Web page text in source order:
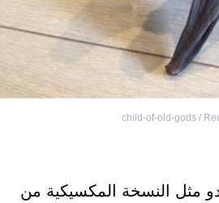
child-of-old-gods /
مثل النسخة المكسيكية من